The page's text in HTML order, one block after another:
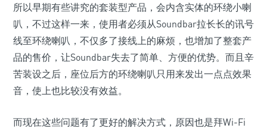
所以早期有些讲究的套装型产品，会内含实体的环绕小喇
叭，不过这样一来，使用者必须从Soundbar拉长长的讯号
线至环绕喇叭，不仅多了接线上的麻烦，也增加了整套产
品的售价，让Soundbar失去了简单、方便的优势。而且辛
苦装设之后，座位后方的环绕喇叭只用来发出一点点效果
音，使上也比较没有效益。
而现在这些问题有了更好的解决方式，原因也是拜Wi-Fi